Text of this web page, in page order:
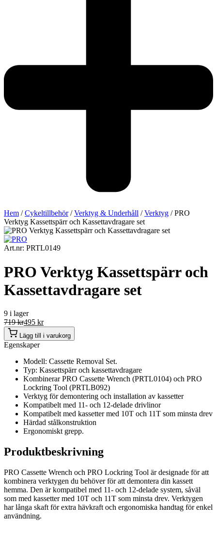
Hem /Cykeltillbehör/Verktyg & Underhåll /Verktyg / PRO
Verktyg Kassettspärr och Kassettavdragare set
Art.nr: PRTL0149
PRO Verktyg Kassettspärr och
Kassettavdragare set
9 i lager
719kr495 kr
Lägg till i varukorg
Egenskaper
Modell: Cassette Removal Set.
Typ: Kassettspärr och kassettavdragare
Kombinerar PRO Cassette Wrench (PRTL0104) och PRO
Lockring Tool (PRTLB092)
Verktyg för demontering och installation av kassetter
Kompatibelt med 11- och 12-delade drivlinor
Kompatibelt med kassetter med 10T och 11T som minsta drev
Härdad stålkonstruktion
Ergonomiskt grepp.
Produktbeskrivning
PRO Cassette Wrench och PRO Lockring Tool är designade för att
kombinera verktygen du behöver för att demontera din kassett
hemma. Den är kompatibel med 11- och 12-delade system, såväl
som med kassetter med 10T och 11T som minsta drev. Verktygen
har långa skaft för extra hävkraft och ergonomiska handtag för enkel
användning.